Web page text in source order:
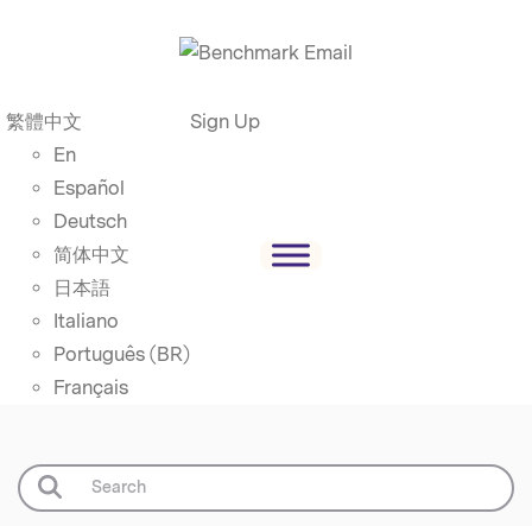
繁體中文
En
Español
Deutsch
简体中文
日本語
Italiano
Português (BR)
Français
Sign Up